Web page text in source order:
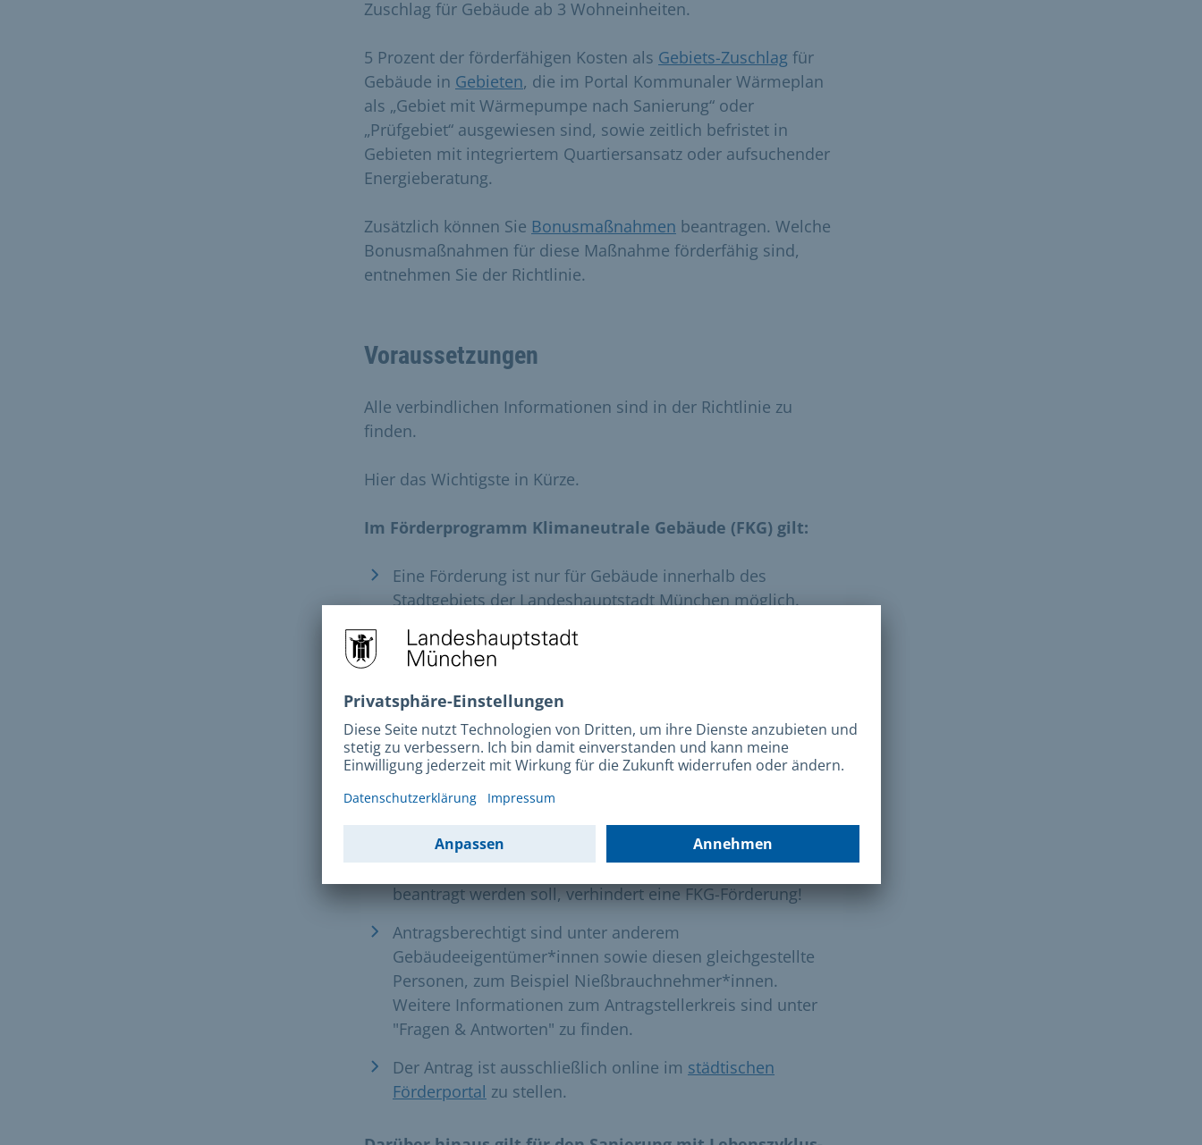
Zuschlag für Gebäude ab 3 Wohneinheiten.
5 Prozent der förderfähigen Kosten als Gebiets-Zuschlag für
Gebäude in Gebieten, die im Portal Kommunaler Wärmeplan
als „Gebiet mit Wärmepumpe nach Sanierung“ oder
„Prüfgebiet“ ausgewiesen sind, sowie zeitlich befristet in
Gebieten mit integriertem Quartiersansatz oder aufsuchender
Energieberatung.
Zusätzlich können Sie Bonusmaßnahmen beantragen. Welche
Bonusmaßnahmen für diese Maßnahme förderfähig sind,
entnehmen Sie der Richtlinie.
Voraussetzungen
Alle verbindlichen Informationen sind in der Richtlinie zu
finden.
Hier das Wichtigste in Kürze.
Im Förderprogramm Klimaneutrale Gebäude (FKG) gilt:
Eine Förderung ist nur für Gebäude innerhalb des
Stadtgebiets der Landeshauptstadt München möglich.
Die antragstellende Person ist Investitionskostenträger*in.
Das heißt, dass alle Aufträge, Rechnungen, oder ähnliches
deren*dessen Bankkonto bezahlt werden müssen. Die
Auszahlung der Fördersumme erfolgt ausschließlich auf
das Bankkonto der antragstellenden Person.
Für die Antragstellung gilt zwingend das
„Förderantrag vor Auftrag“. Es darf noch kein Auftrag für
die Maßnahme vergeben worden sein. Ein erteilter Auftrag
an die ausführenden Firmen für die Baumaßnahme, die
beantragt werden soll, verhindert eine FKG-Förderung!
Antragsberechtigt sind unter anderem
Gebäudeeigentümer*innen sowie diesen gleichgestellte
Personen, zum Beispiel Nießbrauchnehmer*innen.
Weitere Informationen zum Antragstellerkreis sind unter
"Fragen & Antworten" zu finden.
Der Antrag ist ausschließlich online im städtischen
Förderportal zu stellen.